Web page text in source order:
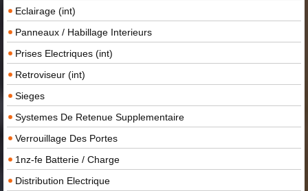
Eclairage (int)
Panneaux / Habillage Interieurs
Prises Electriques (int)
Retroviseur (int)
Sieges
Systemes De Retenue Supplementaire
Verrouillage Des Portes
1nz-fe Batterie / Charge
Distribution Electrique